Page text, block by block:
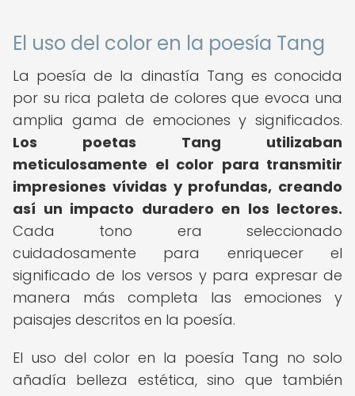
El uso del color en la poesía Tang
La poesía de la dinastía Tang es conocida
por su rica paleta de colores que evoca una
amplia gama de emociones y significados.
Los poetas Tang utilizaban
meticulosamente el color para transmitir
impresiones vívidas y profundas, creando
así un impacto duradero en los lectores.
Cada tono era seleccionado
cuidadosamente para enriquecer el
significado de los versos y para expresar de
manera más completa las emociones y
paisajes descritos en la poesía.
El uso del color en la poesía Tang no solo
añadía belleza estética, sino que también